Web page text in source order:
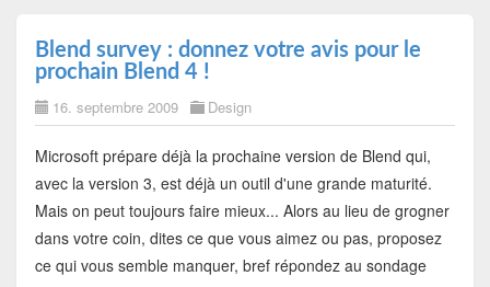
Blend survey : donnez votre avis pour le
prochain Blend 4 !
16. septembre 2009 Design
Microsoft prépare déjà la prochaine version de Blend qui,
avec la version 3, est déjà un outil d'une grande maturité.
Mais on peut toujours faire mieux... Alors au lieu de grogner
dans votre coin, dites ce que vous aimez ou pas, proposez
ce qui vous semble manquer, bref répondez au sondage